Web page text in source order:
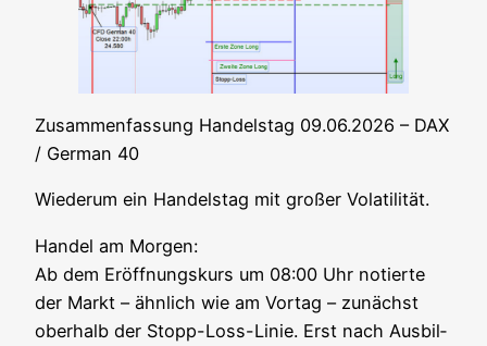
Zusam­men­fas­sung Han­dels­tag 09.06.2026 – DAX
/ Ger­man 40
Wie­der­um ein Han­dels­tag mit gro­ßer Volatilität.
Han­del am Mor­gen:
Ab dem Eröff­nungs­kurs um 08:00 Uhr notier­te
der Markt – ähn­lich wie am Vor­tag – zunächst
ober­halb der Stopp-Loss-Linie. Erst nach Aus­bil­